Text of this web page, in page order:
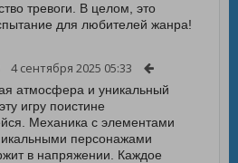
тревоги. В целом, это
для любителей жанра!
4 сентября 2025 05:33
атмосфера и уникальный
игру поистине
Механика с элементами
персонажами
в напряжении. Каждое